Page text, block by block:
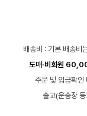
배송비 : 기본 배송비
도매·비회원
주문 및 입금확인
출고(운송장